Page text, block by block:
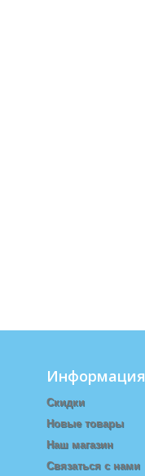
Информация
Скидки
Новые товары
Наш магазин
Связаться с нами